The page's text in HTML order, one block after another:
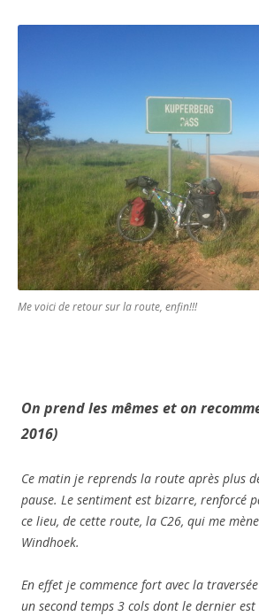
Me voici de retour sur la route, enfin!!!
On prend les mêmes et on
2016)
Ce matin je reprends la route après plus
pause. Le sentiment est bizarre, renforcé
ce lieu, de cette route, la C26, qui me
Windhoek.
En effet je commence fort avec la
un second temps 3 cols dont le dernier